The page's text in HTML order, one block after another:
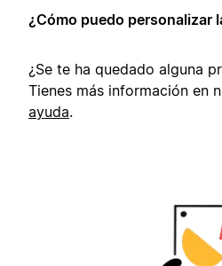
¿Cómo puedo personalizar
¿Se te ha quedado alguna
Tienes más información en
ayuda.